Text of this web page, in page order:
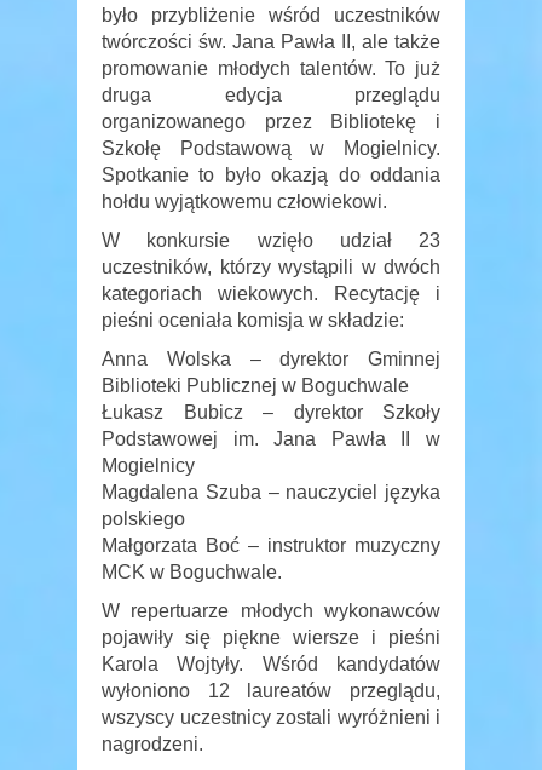
było przybliżenie wśród uczestników
twórczości św. Jana Pawła II, ale także
promowanie młodych talentów. To już
druga edycja przeglądu
organizowanego przez Bibliotekę i
Szkołę Podstawową w Mogielnicy.
Spotkanie to było okazją do oddania
hołdu wyjątkowemu człowiekowi.
W konkursie wzięło udział 23
uczestników, którzy wystąpili w dwóch
kategoriach wiekowych. Recytację i
pieśni oceniała komisja w składzie:
Anna Wolska – dyrektor Gminnej
Biblioteki Publicznej w Boguchwale
Łukasz Bubicz – dyrektor Szkoły
Podstawowej im. Jana Pawła II w
Mogielnicy
Magdalena Szuba – nauczyciel języka
polskiego
Małgorzata Boć – instruktor muzyczny
MCK w Boguchwale.
W repertuarze młodych wykonawców
pojawiły się piękne wiersze i pieśni
Karola Wojtyły. Wśród kandydatów
wyłoniono 12 laureatów przeglądu,
wszyscy uczestnicy zostali wyróżnieni i
nagrodzeni.